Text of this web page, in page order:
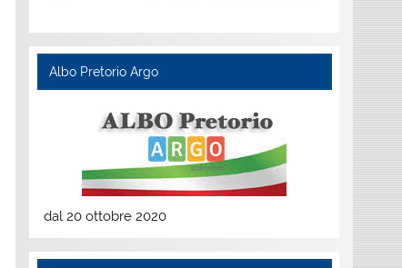
Albo Pretorio Argo
dal 20 ottobre 2020